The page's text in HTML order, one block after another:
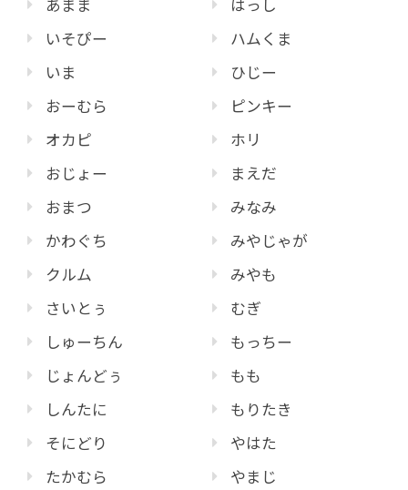
あまま
いそぴー
いま
おーむら
オカピ
おじょー
おまつ
かわぐち
クルム
さいとぅ
しゅーちん
じょんどぅ
しんたに
そにどり
たかむら
はっし
ハムくま
ひじー
ピンキー
ホリ
まえだ
みなみ
みやじゃが
みやも
むぎ
もっちー
もも
もりたき
やはた
やまじ